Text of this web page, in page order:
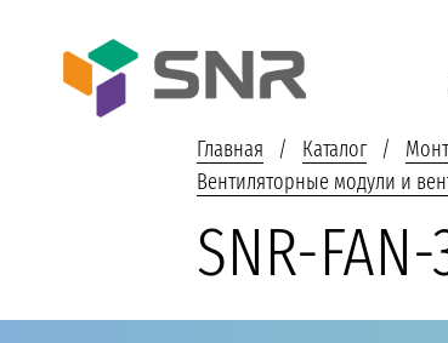
Главная Каталог
Вентиляторные модули и
SNR-